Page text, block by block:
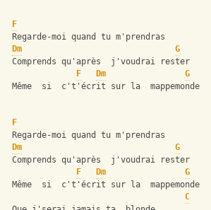
F
Regarde-moi quand tu m'prendras
Dm
G
Comprends qu'après  j'voudrai rester
F
Dm
G
Même  si  c't'écrit sur la  mappemonde
F
Regarde-moi quand tu m'prendras
Dm
G
Comprends qu'après  j'voudrai rester
F
Dm
G
Même  si  c't'écrit sur la  mappemonde
C